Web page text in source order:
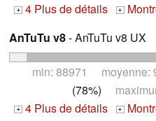
+ 4 Plus de détails +
AnTuTu v8- AnTuTu v8 UX
min: 88971
(78%)
+ 4 Plus de détails +